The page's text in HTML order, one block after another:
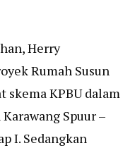
Herry
Rumah Susun
skema KPBU dalam
Spuur –
I. Sedangkan